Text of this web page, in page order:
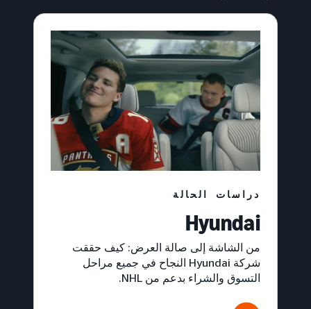
دراسات الحالة
Hyundai
من الشاشة إلى صالة العرض: كيف حققت
شركة Hyundai النجاح في جميع مراحل
التسوق والشراء بدعم من NHL.